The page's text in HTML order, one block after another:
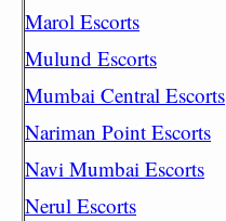
Marol Escorts
Mulund Escorts
Mumbai Central Escorts
Nariman Point Escorts
Navi Mumbai Escorts
Nerul Escorts